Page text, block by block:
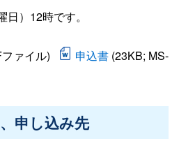
）12時です。
ァイル) 申込書 (23KB; MS-
申し込み先